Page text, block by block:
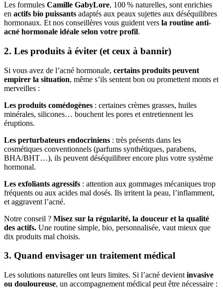
Les formules Camille GabyLore, 100 % naturelles, sont enrichies
en actifs bio puissants adaptés aux peaux sujettes aux déséquilibres
hormonaux. Et nos conseillères vous guident vers la routine anti-
acné hormonale idéale selon votre profil.
2. Les produits à éviter (et ceux à bannir)
Si vous avez de l’acné hormonale, certains produits peuvent
empirer la situation, même s’ils sentent bon ou promettent monts et
merveilles :
Les produits comédogènes : certaines crèmes grasses, huiles
minérales, silicones… bouchent les pores et entretiennent les
éruptions.
Les perturbateurs endocriniens : très présents dans les
cosmétiques conventionnels (parfums synthétiques, parabens,
BHA/BHT…), ils peuvent déséquilibrer encore plus votre système
hormonal.
Les exfoliants agressifs : attention aux gommages mécaniques trop
fréquents ou aux acides mal dosés. Ils irritent la peau, l’inflamment,
et aggravent l’acné.
Notre conseil ? Misez sur la régularité, la douceur et la qualité
des actifs. Une routine simple, bio, personnalisée, vaut mieux que
dix produits mal choisis.
3. Quand envisager un traitement médical
Les solutions naturelles ont leurs limites. Si l’acné devient invasive
ou douloureuse, un accompagnement médical peut être nécessaire :